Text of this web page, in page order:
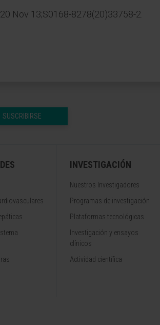
Nov 13;S0168-8278(20)33758-2.
SUSCRIBIRSE
INVESTIGACIÓN
Nuestros Investigadores
Programas de investigación
Plataformas tecnológicas
Investigación y ensayos
clínicos
Actividad científica